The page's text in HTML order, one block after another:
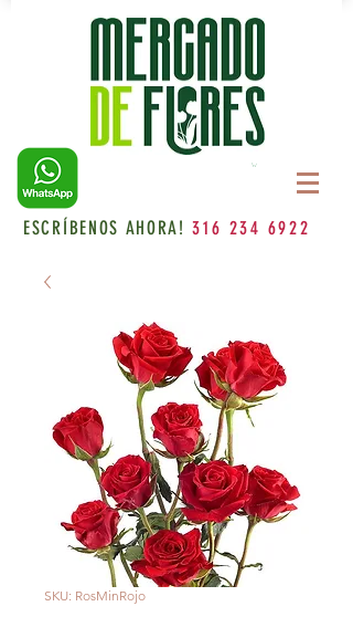
ESCRÍBENOS AHORA! 316 234 6922
SKU: RosMinRojo